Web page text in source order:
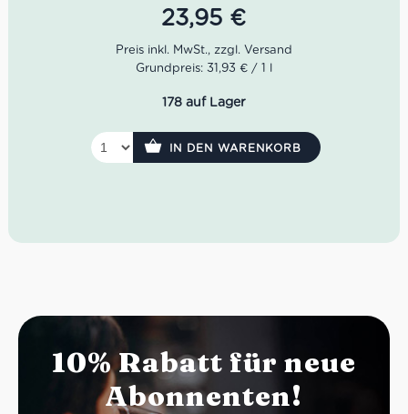
in der Gemeinde Castagneto Carducci nahe dem Meer in
der westlichen Toskana. Der Wein hat seinen Namen von
dem Fluss, der durch die Felder fließt – Il Seggio.
Idealer Versandkarton: 21 Flaschen
Farbe: Tiefdunkles, fast undurchdringliches
Rubinrot.
Geruch: Intensiv nach eingelegter Brombeere,
23,95 €
Grundpreis: 31,93 € / 1 l
178 auf Lager
IN DEN WARENKORB
10% Rabatt für neue
Abonnenten!